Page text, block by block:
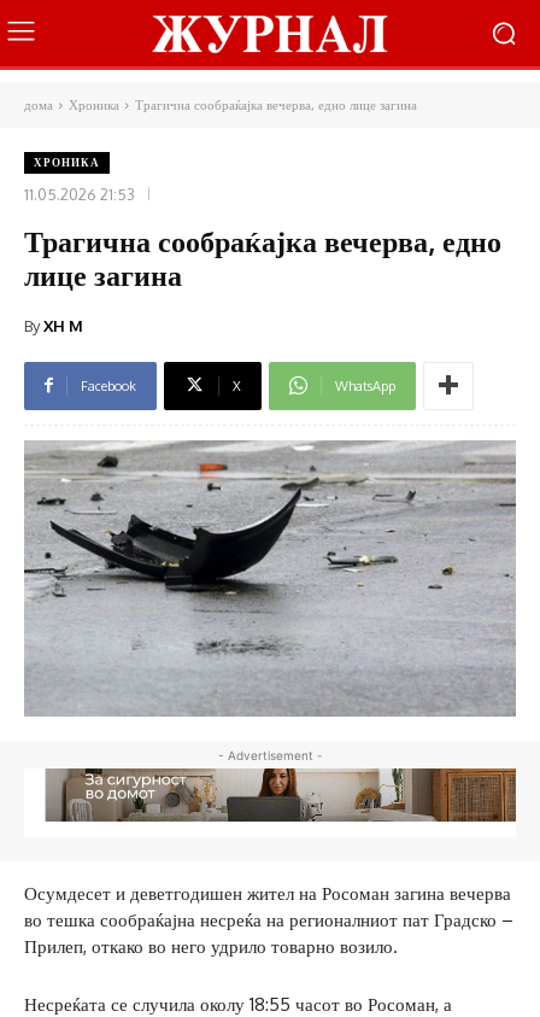
дома Хроника Трагична сообраќајка вечерва, едно лице загина
ХРОНИКА
11.05.2026 21:53
Трагична сообраќајка вечерва, едно
лице загина
ByXH M
Facebook X WhatsApp
- Advertisement -
Осумдесет и деветгодишен жител на Росоман загина вечерва
во тешка сообраќајна несреќа на регионалниот пат Градско –
Прилеп, откако во него удрило товарно возило.
Несреќата се случила околу 18:55 часот во Росоман, а